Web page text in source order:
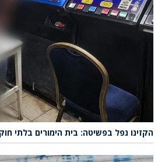
הקזינו נפל בפשיטה: בית הימורים בלתי